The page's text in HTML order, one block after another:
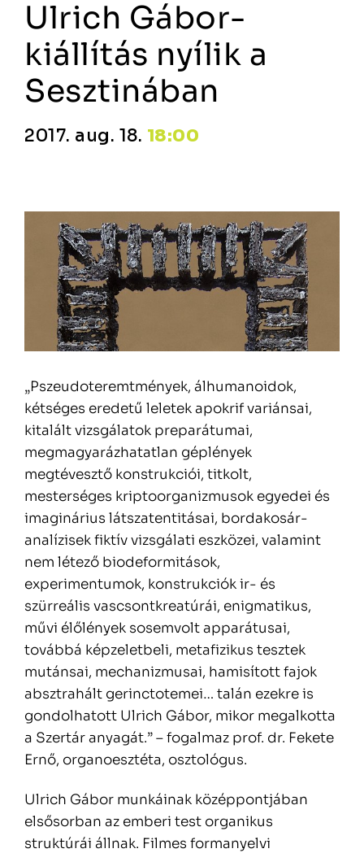
Ulrich Gábor-
kiállítás nyílik a
Sesztinában
2017. aug. 18. 18:00
„Pszeudoteremtmények, álhumanoidok,
kétséges eredetű leletek apokrif variánsai,
kitalált vizsgálatok preparátumai,
megmagyarázhatatlan géplények
megtévesztő konstrukciói, titkolt,
mesterséges kriptoorganizmusok egyedei és
imaginárius látszatentitásai, bordakosár-
analízisek fiktív vizsgálati eszközei, valamint
nem létező biodeformitások,
experimentumok, konstrukciók ir- és
szürreális vascsontkreatúrái, enigmatikus,
művi élőlények sosemvolt apparátusai,
továbbá képzeletbeli, metafizikus tesztek
mutánsai, mechanizmusai, hamisított fajok
absztrahált gerinctotemei… talán ezekre is
gondolhatott Ulrich Gábor, mikor megalkotta
a Szertár anyagát.” – fogalmaz prof. dr. Fekete
Ernő, organoesztéta, osztológus.
Ulrich Gábor munkáinak középpontjában
elsősorban az emberi test organikus
struktúrái állnak. Filmes formanyelvi